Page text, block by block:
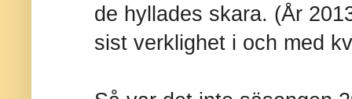
de hyllades skara. (År
sist verklighet i och med